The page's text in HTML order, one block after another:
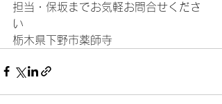
担当・保坂までお気軽お問合せくださ
い
栃木県下野市薬師寺